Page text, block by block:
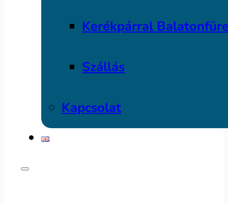
Kerékpárral
Szállás
Kapcsolat